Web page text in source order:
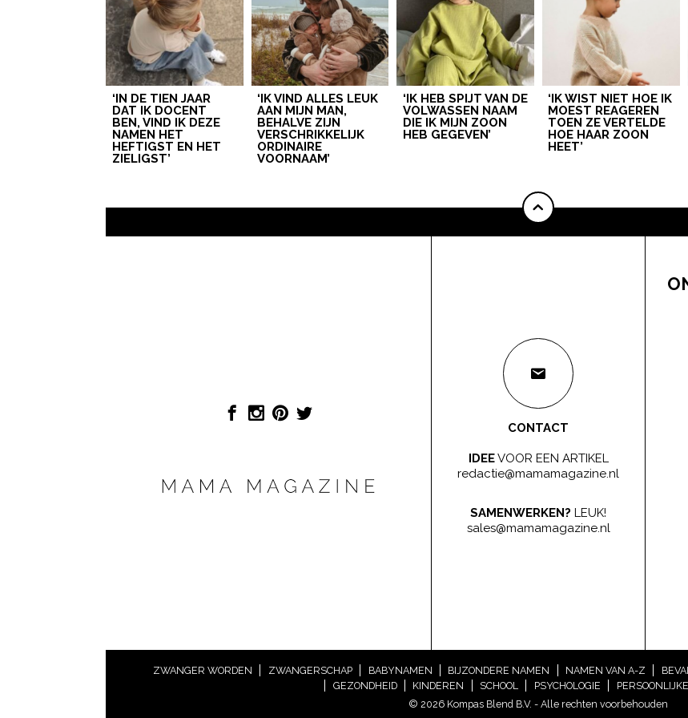
‘IN DE TIEN JAAR
DAT IK DOCENT
BEN, VIND IK DEZE
NAMEN HET
HEFTIGST EN HET
ZIELIGST’
‘IK VIND ALLES LEUK
AAN MIJN MAN,
BEHALVE ZIJN
VERSCHRIKKELIJK
ORDINAIRE
VOORNAAM’
‘IK HEB SPIJT VAN DE
VOLWASSEN NAAM
DIE IK MIJN ZOON
HEB GEGEVEN’
‘IK WIST NIET HOE IK
MOEST REAGEREN
TOEN ZE VERTELDE
HOE HAAR ZOON
HEET’
CONTACT
IDEEVOOR EEN ARTIKEL
redactie@mamamagazine.nl
SAMENWERKEN? LEUK!
sales@mamamagazine.nl
ZWANGER WORDEN ZWANGERSCHAP BABYNAMEN BIJZONDERE NAMEN NAMEN VAN A-Z
GEZONDHEID
KINDEREN SCHOOL PSYCHOLOGIE
© 2026 Kompas Blend B.V. - Alle rechten voorbehouden